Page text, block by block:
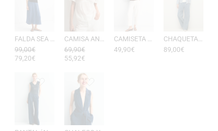
99,00€
79,20€
69,90€
55,92€
49,90€
89,00€